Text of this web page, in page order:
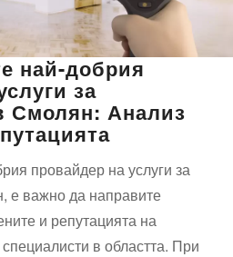
най-добрия
за
Смолян: Анализ
провайдер на услуги за
е важно да направите
и репутацията на
в областта. При